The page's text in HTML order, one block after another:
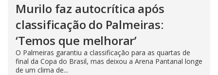
Murilo faz autocrítica após
classificação do Palmeiras:
‘Temos que melhorar’
O Palmeiras garantiu a classificação para as quartas de
final da Copa do Brasil, mas deixou a Arena Pantanal longe
de um clima de...